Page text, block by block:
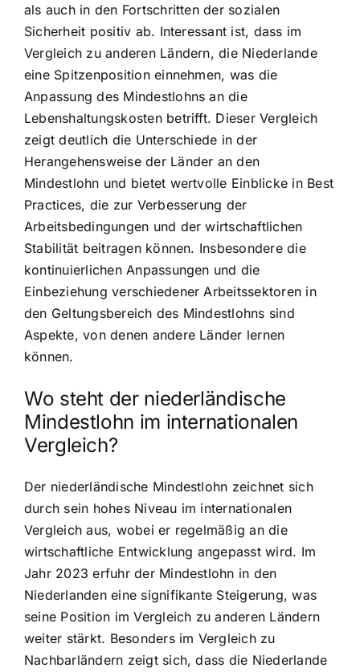
als auch in den Fortschritten der sozialen
Sicherheit positiv ab. Interessant ist, dass im
Vergleich zu anderen Ländern, die Niederlande
eine Spitzenposition einnehmen, was die
Anpassung des Mindestlohns an die
Lebenshaltungskosten betrifft. Dieser Vergleich
zeigt deutlich die Unterschiede in der
Herangehensweise der Länder an den
Mindestlohn und bietet wertvolle Einblicke in Best
Practices, die zur Verbesserung der
Arbeitsbedingungen und der wirtschaftlichen
Stabilität beitragen können. Insbesondere die
kontinuierlichen Anpassungen und die
Einbeziehung verschiedener Arbeitssektoren in
den Geltungsbereich des Mindestlohns sind
Aspekte, von denen andere Länder lernen
können.
Wo steht der niederländische
Mindestlohn im internationalen
Vergleich?
Der niederländische Mindestlohn zeichnet sich
durch sein hohes Niveau im internationalen
Vergleich aus, wobei er regelmäßig an die
wirtschaftliche Entwicklung angepasst wird. Im
Jahr 2023 erfuhr der Mindestlohn in den
Niederlanden eine signifikante Steigerung, was
seine Position im Vergleich zu anderen Ländern
weiter stärkt. Besonders im Vergleich zu
Nachbarländern zeigt sich, dass die Niederlande